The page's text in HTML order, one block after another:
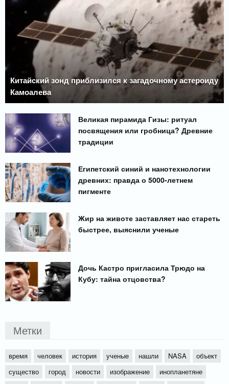
Китайский зонд приблизился к загадочному астероиду
Камоалева
Великая пирамида Гизы: ритуал
посвящения или гробница? Древние
традиции
Египетский синий и нанотехнологии
древних: правда о 5000-летнем
пигменте
Жир на животе заставляет нас стареть
быстрее, выяснили ученые
Дочь Кастро пригласила Трюдо на
Кубу: тайна отцовства?
Метки
время человек история ученые нашли NASA
объект
существо
город новости изображение
инопланетяне